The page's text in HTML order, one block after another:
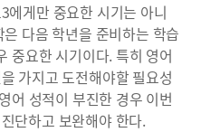
에게만 중요한 시기는 아니
다음 학년을 준비하는 학습
중요한 시기이다. 특히 영어
가지고 도전해야할 필요성
어 성적이 부진한 경우 이번
단하고 보완해야 한다.